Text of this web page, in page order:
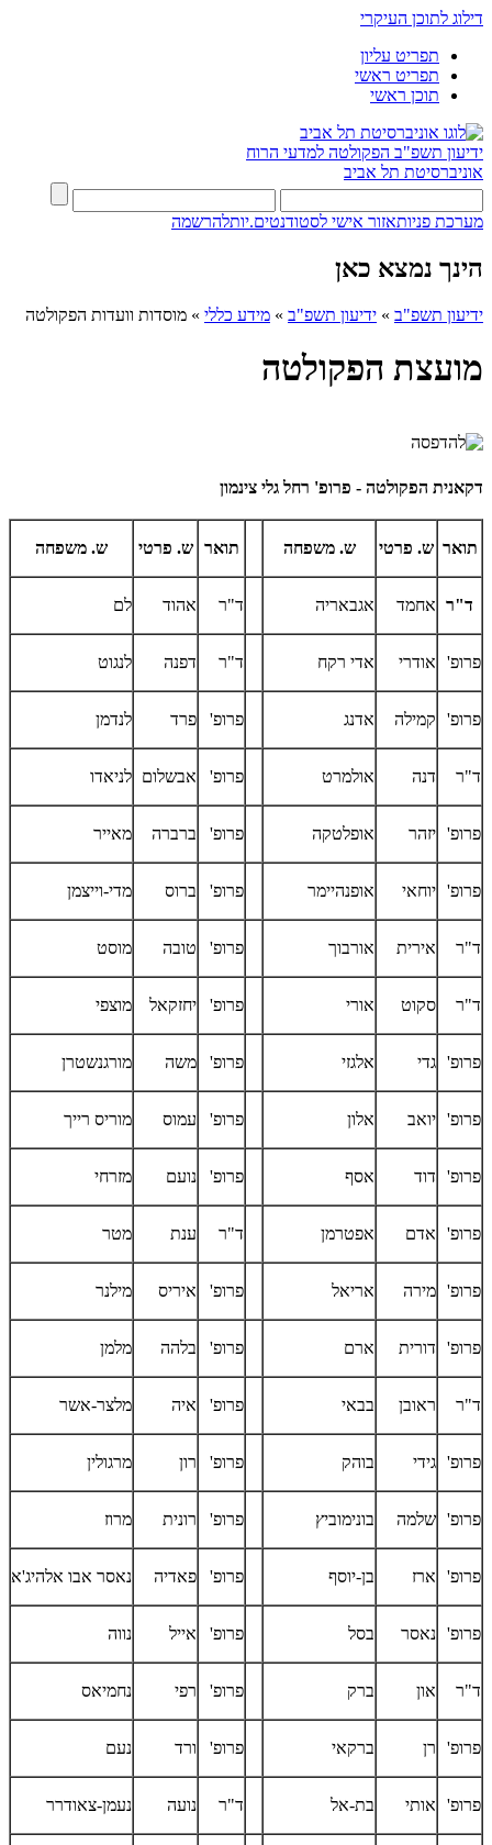
דילוג לתוכן העיקרי
תפריט עליון
תפריט ראשי
תוכן ראשי
ידיעון תשפ"ב הפקולטה למדעי הרוח
אוניברסיטת תל אביב
מערכת פניותאזור אישי לסטודנטים.יותלהרשמה
הינך נמצא כאן
ידיעון תשפ"ב » ידיעון תשפ"ב » מידע כללי » מוסדות וועדות הפקולטה
מועצת הפקולטה
דקאנית הפקולטה - פרופ' רחל גלי צינמון
תואר ש. פרטי ש. משפחה תואר ש. פרטי ש. משפחה
ד"ר אחמד אגבאריה ד"ר אהוד לם
פרופ' אודרי אדי רקח ד"ר דפנה לנגוט
פרופ' קמילה אדנג פרופ' פרד לנדמן
ד"ר דנה אולמרט פרופ' אבשלום לניאדו
פרופ' יזהר אופלטקה פרופ' ברברה מאייר
פרופ' יוחאי אופנהיימר פרופ' ברוס מדי-וייצמן
ד"ר אירית אורבוך פרופ' טובה מוסט
ד"ר סקוט אורי פרופ' יחזקאל מוצפי
פרופ' גדי אלגזי פרופ' משה מורגנשטרן
פרופ' יואב אלון פרופ' עמוס מוריס רייך
פרופ' דוד אסף פרופ' נועם מזרחי
פרופ' אדם אפטרמן ד"ר ענת מטר
פרופ' מירה אריאל פרופ' איריס מילנר
פרופ' דורית ארם פרופ' בלהה מלמן
ד"ר ראובן בבאי פרופ' איה מלצר-אשר
פרופ' גידי בוהק פרופ' רון מרגולין
פרופ' שלמה בונימוביץ פרופ' רונית מרוז
פרופ' ארז בן-יוסף פרופ' פאדיה נאסר אבו אלהיג'א
פרופ' נאסר בסל פרופ' אייל נווה
ד"ר און ברק פרופ' רפי נחמיאס
פרופ' רן ברקאי פרופ' ורד נעם
פרופ' אותי בת-אל ד"ר נועה נעמן-צאודרר